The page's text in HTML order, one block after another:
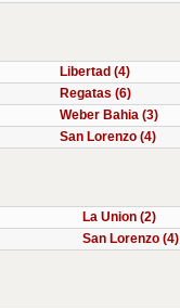
Libertad (4)
Regatas (6)
Weber Bahia (3)
San Lorenzo (4)
La Union (2)
San Lorenzo (4)